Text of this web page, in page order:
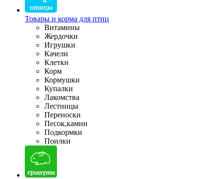
Товары и корма для птиц
Витамины
Жердочки
Игрушки
Качели
Клетки
Корм
Кормушки
Купалки
Лакомства
Лестницы
Переноски
Песок,камни
Подкормки
Поилки